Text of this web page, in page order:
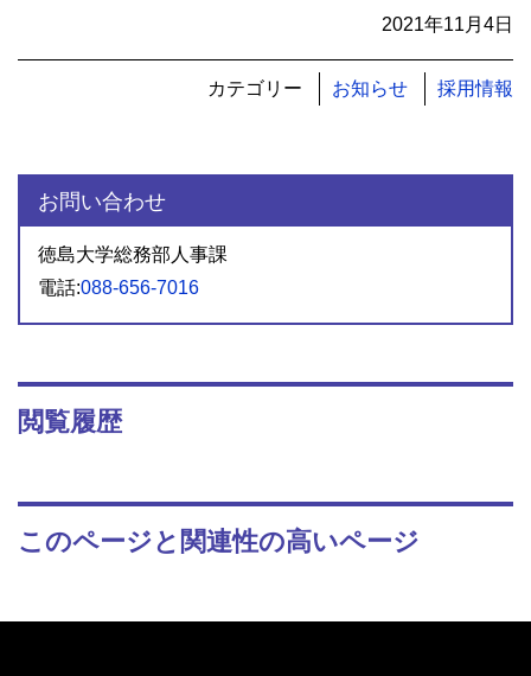
2021年11月4日
カテゴリー お知らせ 採用情報
お問い合わせ
徳島大学総務部人事課
電話:088-656-7016
閲覧履歴
このページと関連性の高いページ